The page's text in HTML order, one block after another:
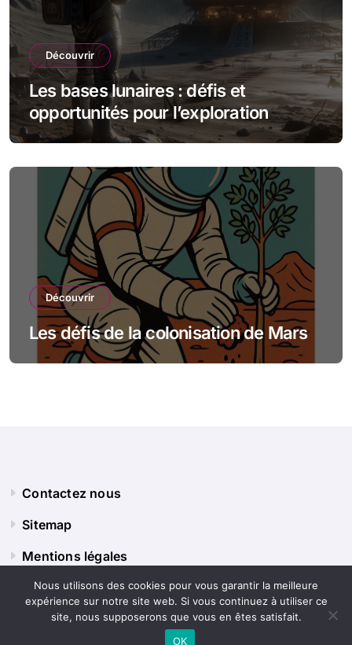
Découvrir
Les bases lunaires : défis et
opportunités pour l’exploration
spatiale
Découvrir
Les défis de la colonisation de Mars
Contactez nous
Sitemap
Mentions légales
Panorama Terre
Nous utilisons des cookies pour vous garantir la meilleure
expérience sur notre site web. Si vous continuez à utiliser ce
site, nous supposerons que vous en êtes satisfait.
OK